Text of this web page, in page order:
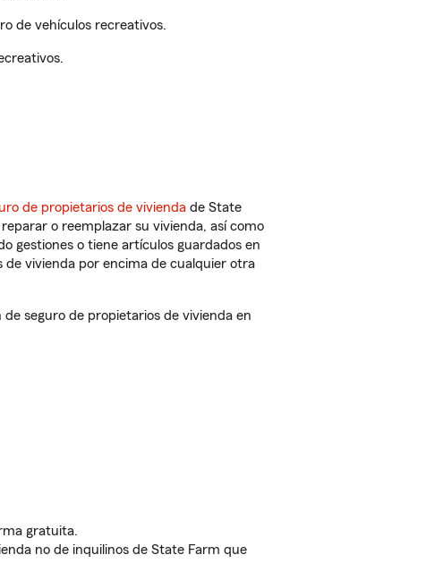
de vehículos recreativos.
de propietarios de vivienda de State
o reemplazar su vivienda, así como
gestiones o tiene artículos guardados en
de vivienda por encima de cualquier otra
seguro de propietarios de vivienda en
gratuita.
no de inquilinos de State Farm que